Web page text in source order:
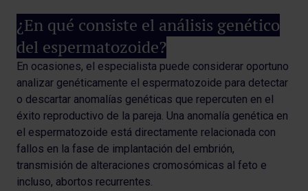
¿En qué consiste el análisis genético
del espermatozoide?
En ocasiones, el especialista puede considerar oportuno
analizar genéticamente el espermatozoide para detectar
o descartar anomalías genéticas que repercuten en el
éxito reproductivo de la pareja. Una anomalía genética en
el espermatozoide está directamente relacionada con
fallos en la fase de implantación del embrión,
transmisión de alteraciones cromosómicas al feto e
incluso, abortos recurrentes.